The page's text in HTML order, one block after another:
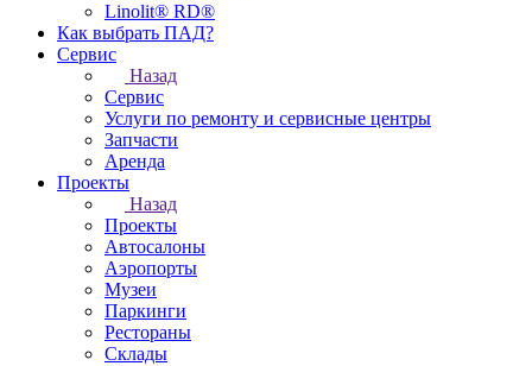
Linolit® RD®
Как выбрать ПАД?
Сервис
Назад
Сервис
Услуги по ремонту и сервисные центры
Запчасти
Аренда
Проекты
Назад
Проекты
Автосалоны
Аэропорты
Музеи
Паркинги
Рестораны
Склады